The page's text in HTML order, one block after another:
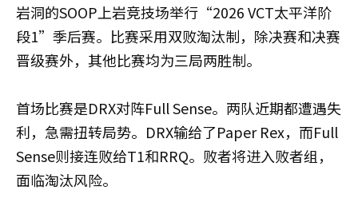
岩洞的SOOP上岩竞技场举行“2026 VCT太平洋阶
段1”季后赛。比赛采用双败淘汰制，除决赛和决赛
晋级赛外，其他比赛均为三局两胜制。
首场比赛是DRX对阵Full Sense。两队近期都遭遇失
利，急需扭转局势。DRX输给了Paper Rex，而Full
Sense则接连败给T1和RRQ。败者将进入败者组，
面临淘汰风险。